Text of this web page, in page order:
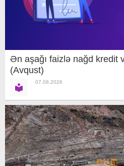
Ən aşağı faizlə nağd kredit
(Avqust)
07.08.2026